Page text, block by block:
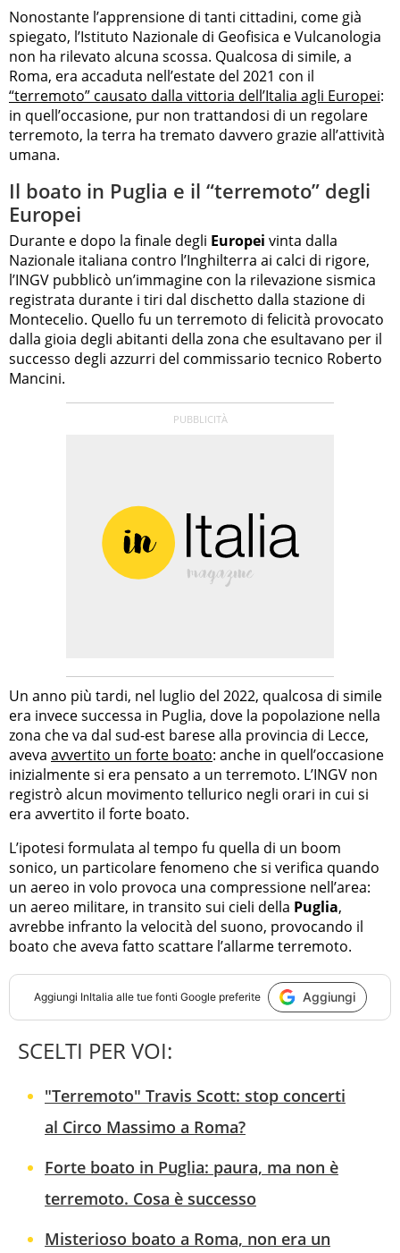
Nonostante l’apprensione di tanti cittadini, come già
spiegato, l’Istituto Nazionale di Geofisica e Vulcanologia
non ha rilevato alcuna scossa. Qualcosa di simile, a
Roma, era accaduta nell’estate del 2021 con il
“terremoto” causato dalla vittoria dell’Italia agli Europei:
in quell’occasione, pur non trattandosi di un regolare
terremoto, la terra ha tremato davvero grazie all’attività
umana.
Il boato in Puglia e il “terremoto” degli
Europei
Durante e dopo la finale degli Europei vinta dalla
Nazionale italiana contro l’Inghilterra ai calci di rigore,
l’INGV pubblicò un’immagine con la rilevazione sismica
registrata durante i tiri dal dischetto dalla stazione di
Montecelio. Quello fu un terremoto di felicità provocato
dalla gioia degli abitanti della zona che esultavano per il
successo degli azzurri del commissario tecnico Roberto
Mancini.
Un anno più tardi, nel luglio del 2022, qualcosa di simile
era invece successa in Puglia, dove la popolazione nella
zona che va dal sud-est barese alla provincia di Lecce,
aveva avvertito un forte boato: anche in quell’occasione
inizialmente si era pensato a un terremoto. L’INGV non
registrò alcun movimento tellurico negli orari in cui si
era avvertito il forte boato.
L’ipotesi formulata al tempo fu quella di un boom
sonico, un particolare fenomeno che si verifica quando
un aereo in volo provoca una compressione nell’area:
un aereo militare, in transito sui cieli della Puglia,
avrebbe infranto la velocità del suono, provocando il
boato che aveva fatto scattare l’allarme terremoto.
Aggiungi InItalia alle tue fonti Google preferite Aggiungi
SCELTI PER VOI:
"Terremoto" Travis Scott: stop concerti
al Circo Massimo a Roma?
Forte boato in Puglia: paura, ma non è
terremoto. Cosa è successo
Misterioso boato a Roma, non era un